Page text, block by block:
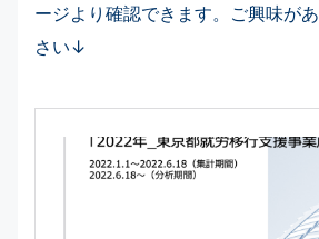
ージより確認できます。ご興味が
さい↓